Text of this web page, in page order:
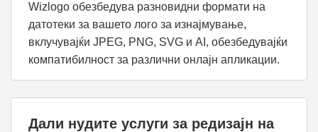
Wizlogo обезбедува разновидни формати на
датотеки за вашето лого за изнајмување,
вклучувајќи JPEG, PNG, SVG и AI, обезбедувајќи
компатибилност за различни онлајн апликации.
Дали нудите услуги за редизајн на